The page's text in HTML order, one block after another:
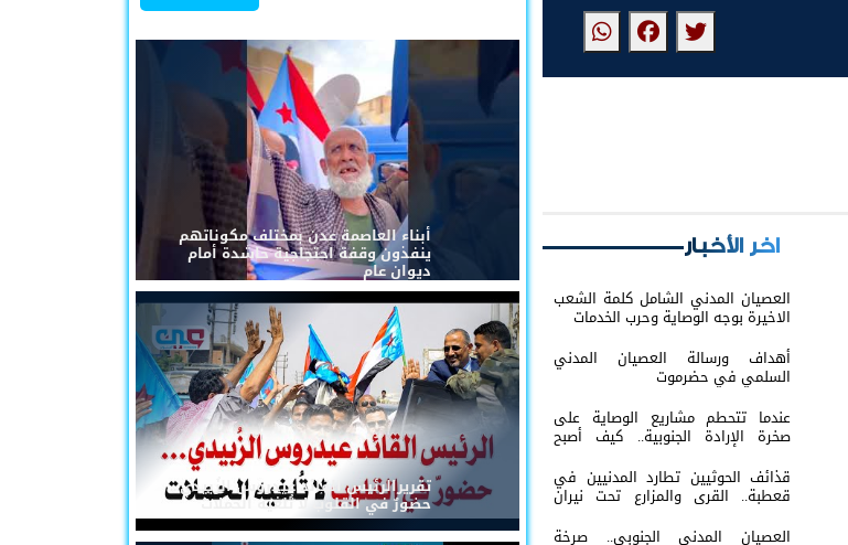
اخر الأخبار
العصيان المدني الشامل كلمة الشعب
الاخيرة بوجه الوصاية وحرب الخدمات
أهداف ورسالة العصيان المدني
السلمي في حضرموت
عندما تتحطم مشاريع الوصاية على
صخرة الإرادة الجنوبية.. كيف أصبح
التمسك بالثوابت الوطنية خط الدفاع
الأول؟
قذائف الحوثيين تطارد المدنيين في
قعطبة.. القرى والمزارع تحت نيران
العصيان المدني الجنوبي.. صرخة
أبناء العاصمة عدن بمختلف مكوناتهم
ينفذون وقفة احتجاجية حاشدة أمام
ديوان عام
تقريرالرئيس القائد عيدروس الزُبيدي...
حضورٌ في القلوب لا تُلغيه الحملات